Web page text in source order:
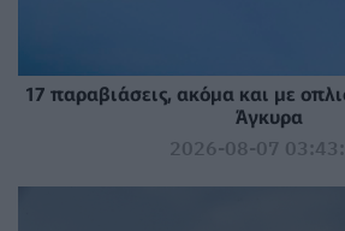
17 παραβιάσεις, ακόμα και με
Άγκυρα
2026-08-07